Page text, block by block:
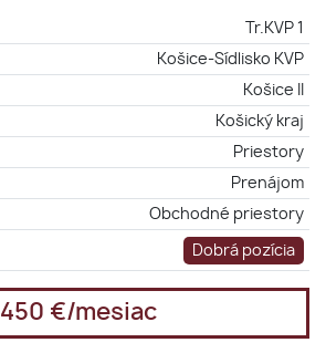
Tr.KVP 1
Košice-Sídlisko KVP
Košice II
Košický kraj
Priestory
Prenájom
Obchodné priestory
Dobrá pozícia
450 €/mesiac